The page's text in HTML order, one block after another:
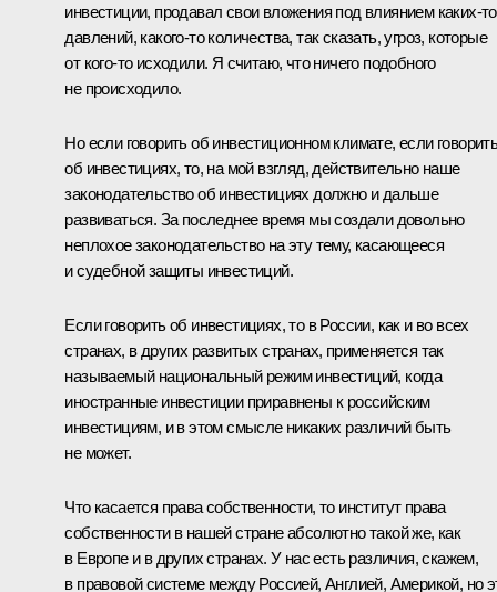
инвестиции, продавал свои вложения под влиянием каких‑то
давлений, какого‑то количества, так сказать, угроз, которые
от кого‑то исходили. Я считаю, что ничего подобного
не происходило.
Но если говорить об инвестиционном климате, если
об инвестициях, то, на мой взгляд, действительно наше
законодательство об инвестициях должно и дальше
развиваться. За последнее время мы создали довольно
неплохое законодательство на эту тему, касающееся
и судебной защиты инвестиций.
Если говорить об инвестициях, то в России, как и во всех
странах, в других развитых странах, применяется так
называемый национальный режим инвестиций, когда
иностранные инвестиции приравнены к российским
инвестициям, и в этом смысле никаких различий быть
не может.
Что касается права собственности, то институт права
собственности в нашей стране абсолютно такой же, как
в Европе и в других странах. У нас есть различия, скажем,
в правовой системе между Россией, Англией, Америкой, но